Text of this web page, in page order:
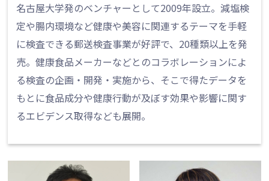
名古屋大学発のベンチャーとして2009年設立。減塩検
定や腸内環境など健康や美容に関連するテーマを手軽
に検査できる郵送検査事業が好評で、20種類以上を発
売。健康食品メーカーなどとのコラボレーションによ
る検査の企画・開発・実施から、そこで得たデータを
もとに食品成分や健康行動が及ぼす効果や影響に関す
るエビデンス取得なども展開。